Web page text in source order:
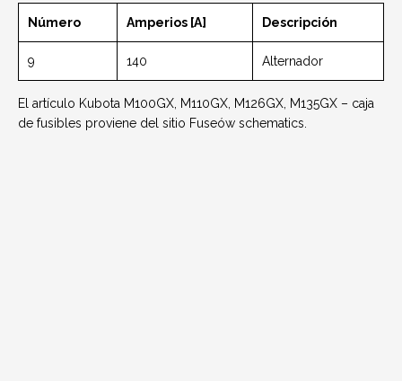
Número Amperios [A] Descripción
9 140 Alternador
El artículo Kubota M100GX, M110GX, M126GX, M135GX – caja
de fusibles proviene del sitio Fuseów schematics.